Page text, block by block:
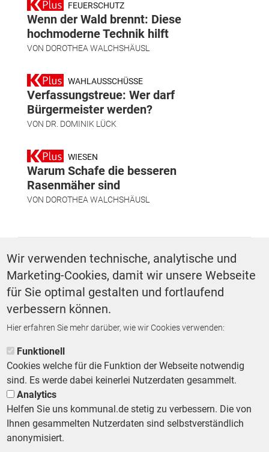
FEUERSCHUTZ
Wenn der Wald brennt: Diese
hochmoderne Technik hilft
VON DOROTHEA WALCHSHÄUSL
WAHLAUSSCHÜSSE
Verfassungstreue: Wer darf
Bürgermeister werden?
VON DR. DOMINIK LÜCK
WIESEN
Warum Schafe die besseren
Rasenmäher sind
VON DOROTHEA WALCHSHÄUSL
Straßen und Verkehr
ZURÜCK ZUR STARTSEITE
Footer First Navigation
MESSE KOMMUNAL LESERSERVICE AGB DATENSCHUTZ
IMPRESSUM
Wir verwenden technische, analytische und
Marketing-Cookies, damit wir unsere Webseite
für Sie optimal gestalten und fortlaufend
verbessern können.
Hier erfahren Sie mehr darüber, wie wir Cookies verwenden:
Funktionell
Cookies welche für die Funktion der Webseite notwendig
sind. Es werde dabei keinerlei Nutzerdaten gesammelt.
Analytics
Helfen Sie uns kommunal.de stetig zu verbessern. Die von
Ihnen gesammelten Nutzerdaten sind selbstverständlich
anonymisiert.